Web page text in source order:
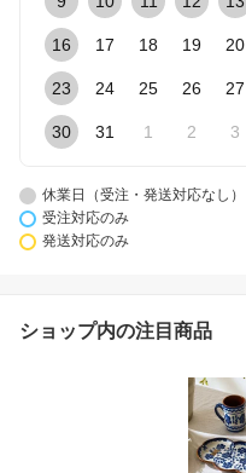
16 17 18 19 20
23 24 25 26 27
30 31 1 2 3
休業日（受注・発送対応なし）
受注対応のみ
発送対応のみ
ショップ内の注目商品